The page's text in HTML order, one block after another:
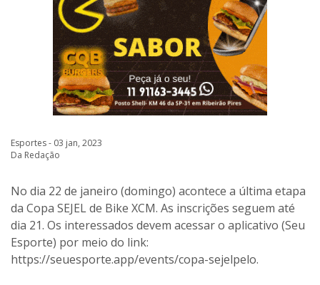
Esportes - 03 jan, 2023
Da Redação
No dia 22 de janeiro (domingo) acontece a última etapa
da Copa SEJEL de Bike XCM. As inscrições seguem até
dia 21. Os interessados devem acessar o aplicativo (Seu
Esporte) por meio do link:
https://seuesporte.app/events/copa-sejelpelo.